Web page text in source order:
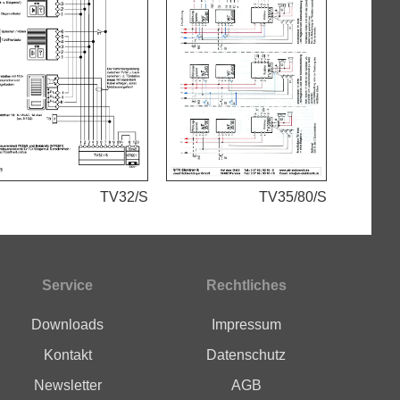
TV32/S TV35/80/S
Service
Downloads
Kontakt
Newsletter
Rechtliches
Impressum
Datenschutz
AGB